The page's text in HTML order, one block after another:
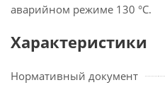
аварийном режиме 130 °С.
Характеристики
Нормативный документ